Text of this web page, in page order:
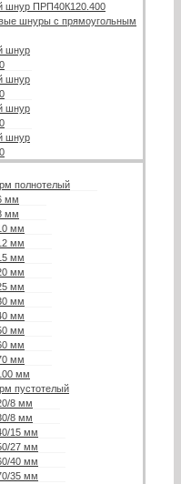
шнур ПРП40К120.400
шнуры с прямоугольным
шнур
шнур
шнур
шнур
полнотелый
мм
мм
мм
мм
мм
мм
мм
мм
мм
мм
мм
мм
мм
пустотелый
8 мм
8 мм
15 мм
27 мм
40 мм
35 мм